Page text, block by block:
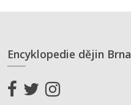
Encyklopedie dějin Brna